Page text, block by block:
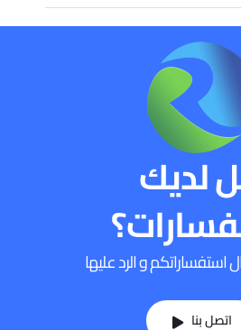
لديك
استفساراتكم و الرد عليها
اتصل بنا